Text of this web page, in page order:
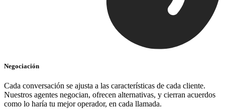
Negociación
Cada conversación se ajusta a las características de cada cliente.
Nuestros agentes negocian, ofrecen alternativas, y cierran acuerdos
como lo haría tu mejor operador, en cada llamada.